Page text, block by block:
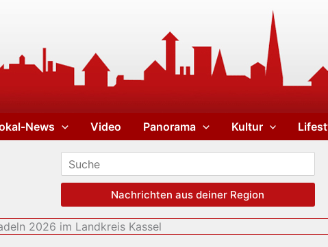
News Video Panorama Kultur
Nachrichten aus deiner Region
2026 im Landkreis Kassel